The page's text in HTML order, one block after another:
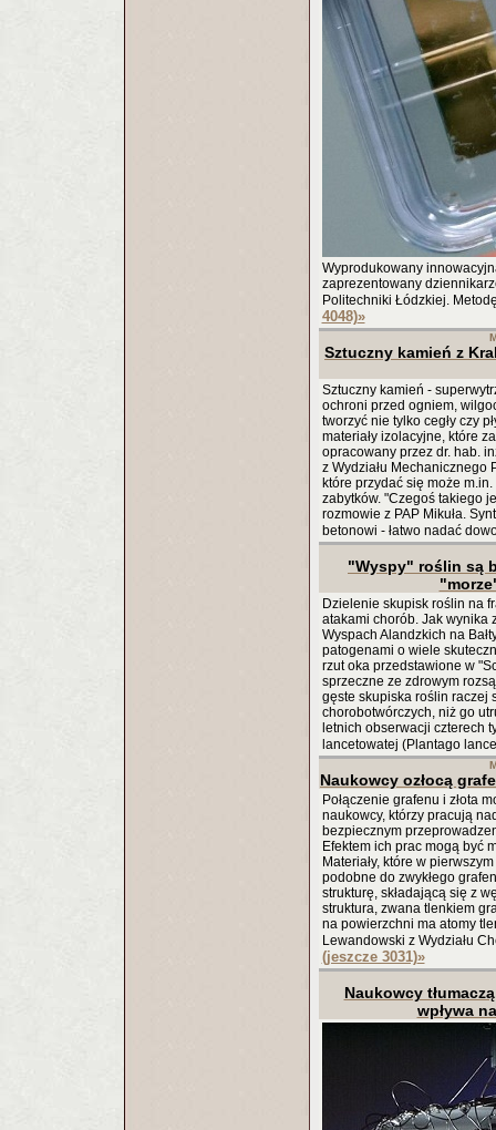
Wyprodukowany
zaprezentowany
Politechniki Łódzkiej.
4048)»
Sztuczny kamień z
Sztuczny kamień -
ochroni przed ogniem,
tworzyć nie tylko cegły czy
materiały izolacyjne, które
opracowany przez dr. hab.
z Wydziału Mechanicznego
które przydać się może
zabytków. "Czegoś takiego
rozmowie z PAP Mikuła.
betonowi - łatwo nadać
"Wyspy" roślin są
Dzielenie skupisk roślin na
atakami chorób. Jak wynika
Wyspach Alandzkich na
patogenami o wiele
rzut oka przedstawione w
sprzeczne ze zdrowym
gęste skupiska roślin raczej
chorobotwórczych, niż go
letnich obserwacji czterech
lancetowatej (Plantago
Naukowcy ozłocą
Połączenie grafenu i złota
naukowcy, którzy pracują
bezpiecznym
Efektem ich prac mogą być
Materiały, które w
podobne do zwykłego
strukturę, składającą się z
struktura, zwana tlenkiem
na powierzchni ma atomy
Lewandowski z Wydziału
(jeszcze 3031)»
Naukowcy
wpływa